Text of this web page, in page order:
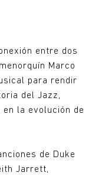
entre dos
Marco
para rendir
del Jazz,
la evolución de
de Duke
Jarrett,